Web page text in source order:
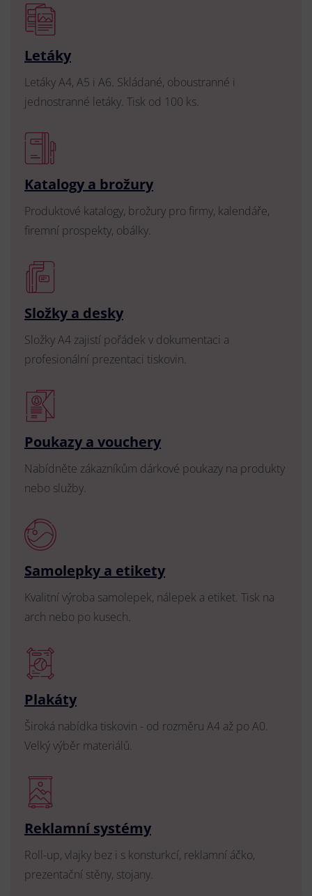
Letáky
Letáky A4, A5 i A6. Skládané, oboustranné i
jednostranné letáky. Tisk od 100 ks.
Katalogy a brožury
Produktové katalogy, brožury pro firmy, kalendáře,
firemní prospekty, obálky.
Složky a desky
Složky A4 zajistí pořádek v dokumentaci a
profesionální prezentaci tiskovin.
Poukazy a vouchery
Nabídněte zákazníkům dárkové poukazy na produkty
nebo služby.
Samolepky a etikety
Kvalitní výroba samolepek, nálepek a etiket. Tisk na
arch nebo po kusech.
Plakáty
Široká nabídka tiskovin - od rozměru A4 až po A0.
Velký výběr materiálů.
Reklamní systémy
Roll-up, vlajky bez i s konsturkcí, reklamní áčko,
prezentační stěny, stojany.